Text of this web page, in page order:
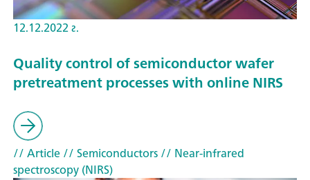
12.12.2022 г.
Quality control of semiconductor wafer
pretreatment processes with online NIRS
// Article// Semiconductors// Near-infrared
spectroscopy (NIRS)